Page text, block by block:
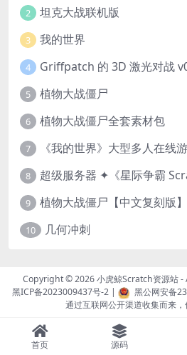
2 坦克大战联机版
3 我的世界
4 Griffpatch 的 3D 激光对战
5 植物大战僵尸
6 植物大战僵尸全套素材包
7 《我的世界》大型多人在线
8 超级服务器 ✦《星际争霸
9 植物大战僵尸【中文复刻版】
10 几何冲刺
Copyright © 2026小虎鲸Scratch资源站-
黑ICP备2023009437号-2| 黑公网安备
通过互联网公开渠道收集而来
首页 源码